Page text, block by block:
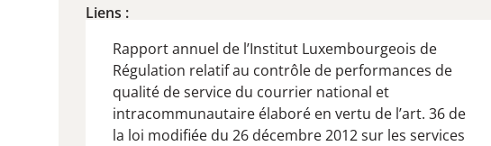
Liens :
Rapport annuel de l’Institut Luxembourgeois de
Régulation relatif au contrôle de performances de
qualité de service du courrier national et
intracommunautaire élaboré en vertu de l’art. 36 de
la loi modifiée du 26 décembre 2012 sur les services